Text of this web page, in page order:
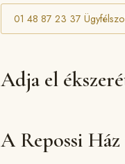
01 48 87 23 37
Adja el
A Repossi